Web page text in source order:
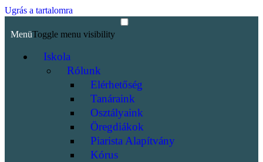
Ugrás a tartalomra
MenüToggle menu visibility
Iskola
Rólunk
Elérhetőség
Tanáraink
Osztályaink
Öregdiákok
Piarista Alapítvány
Kórus